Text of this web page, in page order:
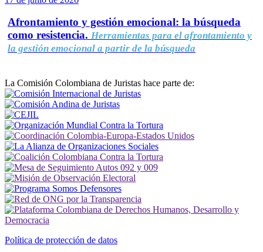
Afrontamiento y gestión emocional: la búsqueda
como resistencia. Herramientas para el afrontamiento y
la gestión emocional a partir de la búsqueda
La Comisión Colombiana de Juristas hace parte de:
Política de protección de datos